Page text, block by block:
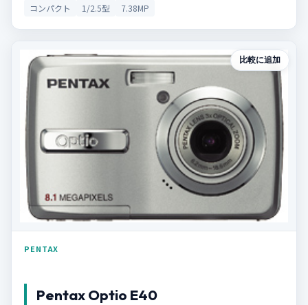
コンパクト 1/2.5型 7.38MP
比較に追加
PENTAX
Pentax Optio E40